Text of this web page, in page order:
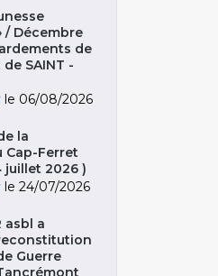
/ Décembre
de
de SAINT -
le 06/08/2026
la
Cap-Ferret
juillet 2026 )
le 24/07/2026
asbl a
Guerre